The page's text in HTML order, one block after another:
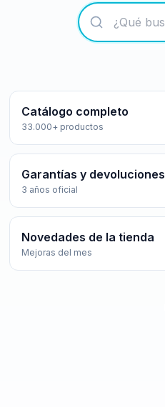
Catálogo completo
33.000+ productos
Garantías y devoluciones
3 años oficial
Novedades de la tienda
Mejoras del mes